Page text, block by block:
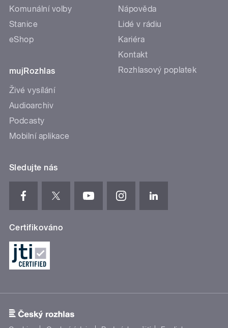
Komunální volby
Stanice
eShop
mujRozhlas
Živé vysílání
Audioarchiv
Podcasty
Mobilní aplikace
Nápověda
Lidé v rádiu
Kariéra
Kontakt
Rozhlasový poplatek
Sledujte nás
Certifikováno